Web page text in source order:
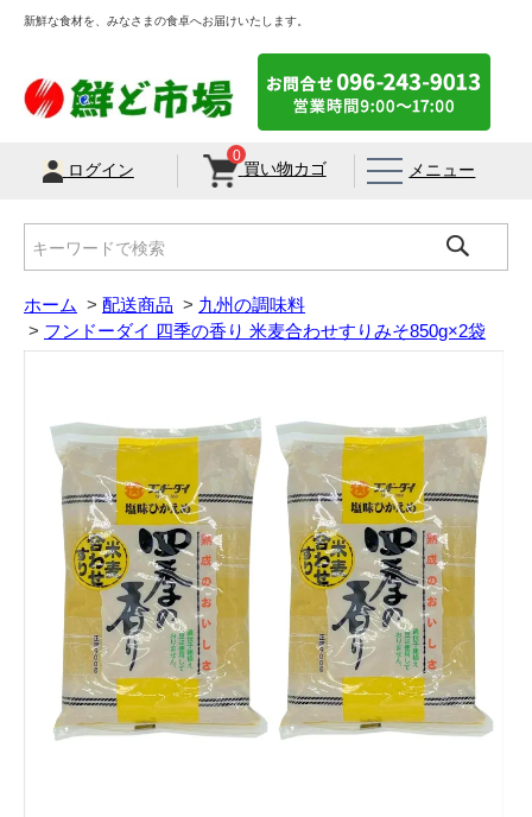
新鮮な食材を、みなさまの食卓へお届けいたします。
ログイン 買い物カゴ
0
メニュー
ホーム > 配送商品 > 九州の調味料
> フンドーダイ 四季の香り 米麦合わせすりみそ850g×2袋